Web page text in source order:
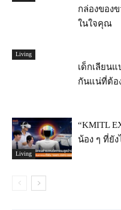
กล่องของ
ในใจคุณ
Living
เด็กเลียน
กันแน่ที่ต้อ
Living
“KMITL
น้อง ๆ ที่ยัง